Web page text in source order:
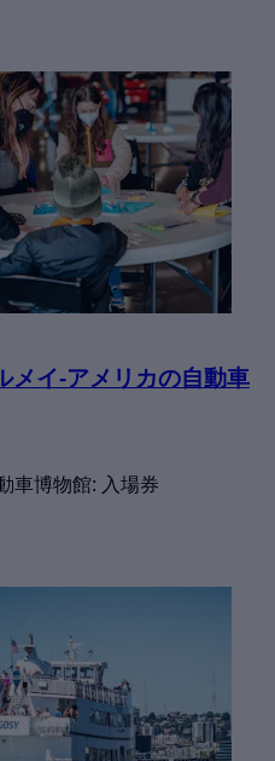
メイ-アメリカの自動車
車博物館: 入場券